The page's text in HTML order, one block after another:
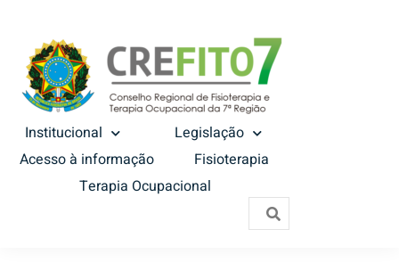
Institucional
Legislação
Acesso à informação
Fisioterapia
Terapia Ocupacional